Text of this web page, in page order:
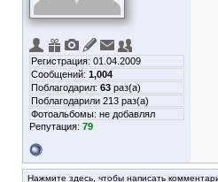
Регистрация: 01.04.2009
Сообщений: 1,004
Поблагодарил: 63 раз(а)
Поблагодарили 213 раз(а)
Фотоальбомы: не добавлял
Репутация: 79
Нажмите здесь, чтобы написать